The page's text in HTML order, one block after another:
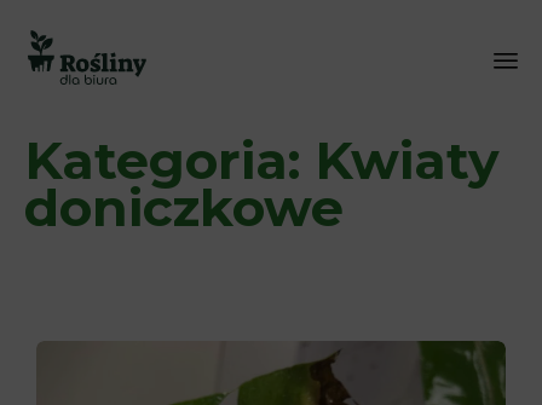
Kategoria: Kwiaty
doniczkowe